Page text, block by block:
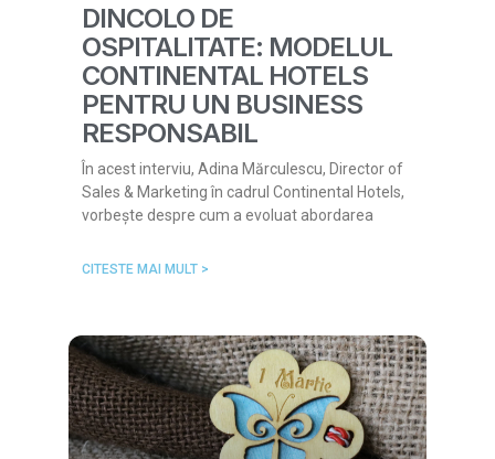
DINCOLO DE
OSPITALITATE: MODELUL
CONTINENTAL HOTELS
PENTRU UN BUSINESS
RESPONSABIL
În acest interviu, Adina Mărculescu, Director of
Sales & Marketing în cadrul Continental Hotels,
vorbește despre cum a evoluat abordarea
CITESTE MAI MULT >